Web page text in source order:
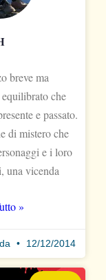
breve ma
che
e passato.
di mistero che
e i loro
una vicenda
»
12/12/2014